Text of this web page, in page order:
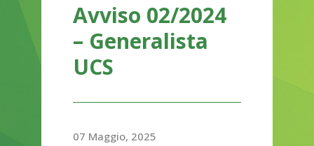
Avviso 02/2024
– Generalista
UCS
07 Maggio, 2025